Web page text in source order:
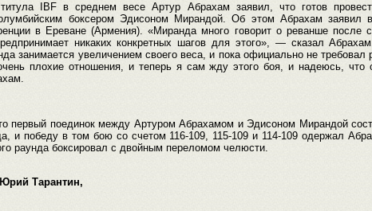
IBF в среднем весе Артур Абрахам заявил, что готов
боксером Эдисоном Мирандой. Об этом Абрахам заявил
в Ереване (Армения). «Миранда много говорит о реванше после
никаких конкретных шагов для этого», — сказал
занимается увеличением своего веса, и пока официально не требовал
плохие отношения, и теперь я сам жду этого боя, и надеюсь, что
первый поединок между Артуром Абрахамом и Эдисоном Мирандой
и победу в том бою со счетом 116-109, 115-109 и 114-109 одержал
раунда боксировал с двойным переломом челюсти.
Тарантин,